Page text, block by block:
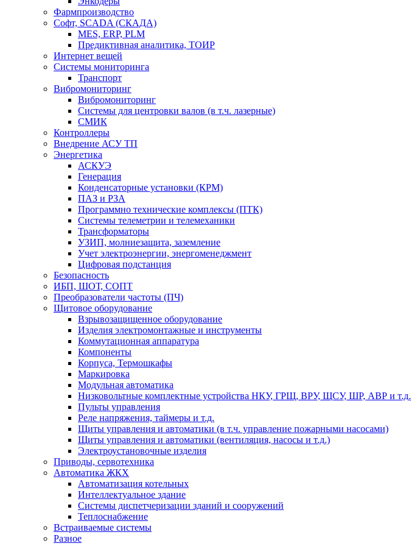
Фармпроизводство
Софт, SCADA (СКАДА)
MES, ERP, PLM
Предиктивная аналитика, ТОИР
Интернет вещей
Системы мониторинга
Транспорт
Вибромониторинг
Вибромониторинг
Системы для центровки валов (в т.ч. лазерные)
СМИК
Контроллеры
Внедрение АСУ ТП
Энергетика
АСКУЭ
Генерация
Конденсаторные установки (КРМ)
ПАЗ и РЗА
Программно технические комплексы (ПТК)
Системы телеметрии и телемеханики
Трансформаторы
УЗИП, молниезащита, заземление
Учет электроэнергии, энергоменеджмент
Цифровая подстанция
Безопасность
ИБП, ШОТ, СОПТ
Преобразователи частоты (ПЧ)
Щитовое оборудование
Взрывозащищенное оборудование
Изделия электромонтажные и инструменты
Коммутационная аппаратура
Компоненты
Корпуса, Термошкафы
Маркировка
Модульная автоматика
Низковольтные комплектные устройства НКУ, ГРЩ, ВРУ, ЩСУ, ШР, АВР и т.д.
Пульты управления
Реле напряжения, таймеры и т.д.
Щиты управления и автоматики (в т.ч. управление пожарными насосами)
Щиты управления и автоматики (вентиляция, насосы и т.д.)
Электроустановочные изделия
Приводы, сервотехника
Автоматика ЖКХ
Автоматизация котельных
Интеллектуальное здание
Системы диспетчеризации зданий и сооружений
Теплоснабжение
Встраиваемые системы
Разное